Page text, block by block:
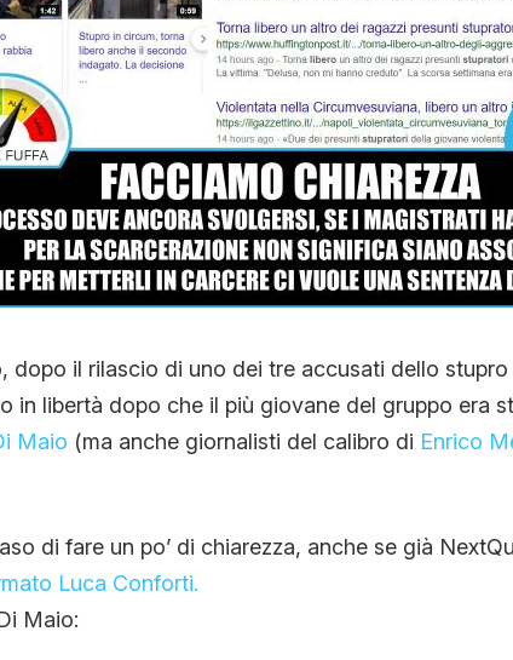
dopo il rilascio di uno dei tre accusati dello
in libertà dopo che il più giovane del gruppo era
Maio (ma anche giornalisti del calibro di Enrico
di fare un po’ di chiarezza, anche se già
Luca Conforti.
Maio: